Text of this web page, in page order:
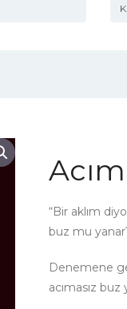
“Bir aklım
buz mu
Denemene
acımasız buz